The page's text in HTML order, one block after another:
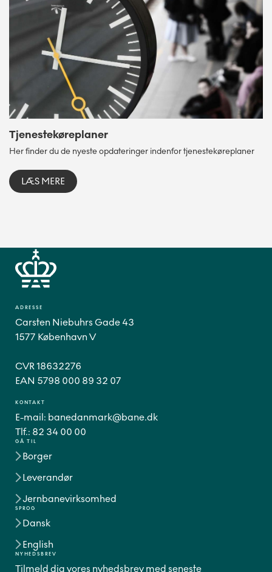
Tjenestekøreplaner
Her finder du de nyeste opdateringer indenfor tjenestekøreplaner
LÆS MERE
GÅ TIL
Borger
Leverandør
Jernbanevirksomhed
SPROG
Dansk
English
ADRESSE
Carsten Niebuhrs Gade 43
1577 København V
CVR 18632276
EAN 5798 000 89 32 07
KONTAKT
E-mail: banedanmark@bane.dk
Tlf.: 82 34 00 00
NYHEDSBREV
Tilmeld dig vores nyhedsbrev med seneste